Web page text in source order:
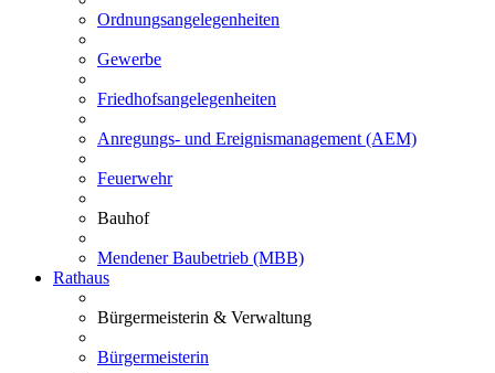
Ordnungsangelegenheiten
Gewerbe
Friedhofsangelegenheiten
Anregungs- und Ereignismanagement (AEM)
Feuerwehr
Bauhof
Mendener Baubetrieb (MBB)
Rathaus
Bürgermeisterin & Verwaltung
Bürgermeisterin